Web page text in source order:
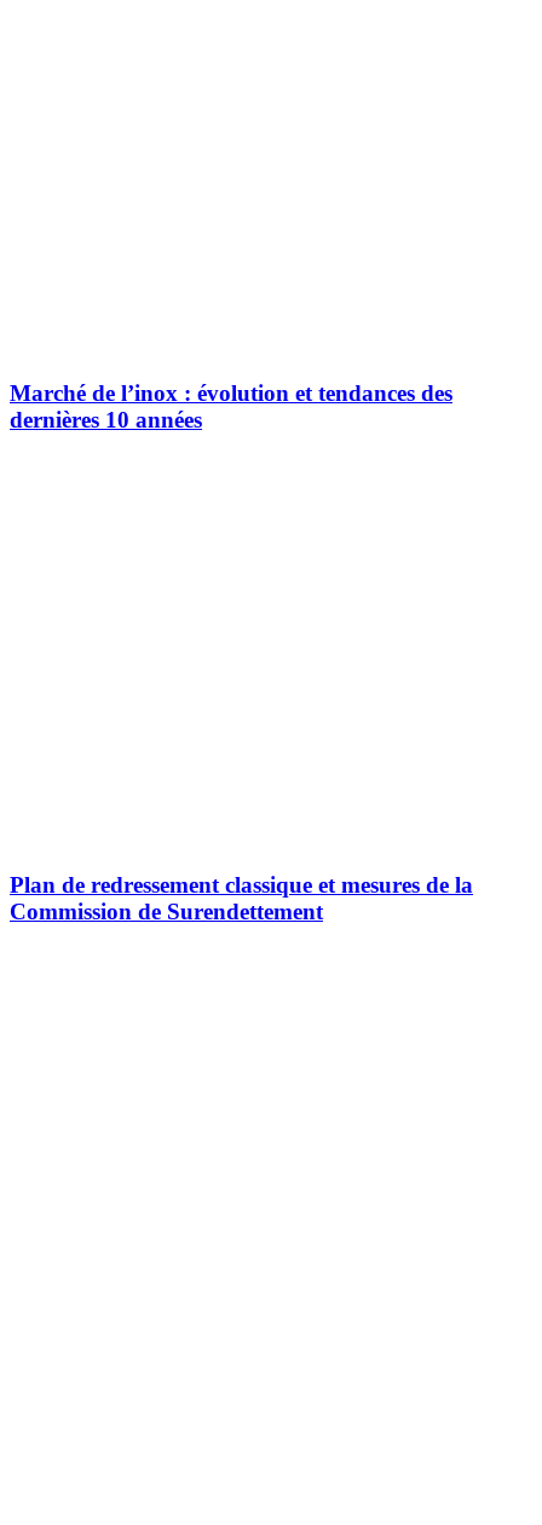
Marché de l’inox : évolution et tendances des
dernières 10 années
Plan de redressement classique et mesures de la
Commission de Surendettement